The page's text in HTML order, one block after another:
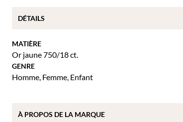
MATIÈRE
Or jaune 750/18 ct.
GENRE
Homme, Femme, Enfant
DÉTAILS
À PROPOS DE LA MARQUE